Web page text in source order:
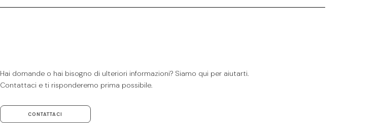
Hai domande o hai bisogno di ulteriori informazioni? Siamo qui per aiutarti.
Contattaci e ti risponderemo prima possibile.
CONTATTACI